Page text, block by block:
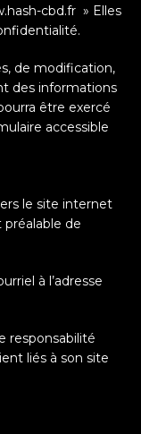
cbd.fr » Elles
de modification,
des informations
être exercé
accessible
le site internet
de
à l’adresse
responsabilité
liés à son site